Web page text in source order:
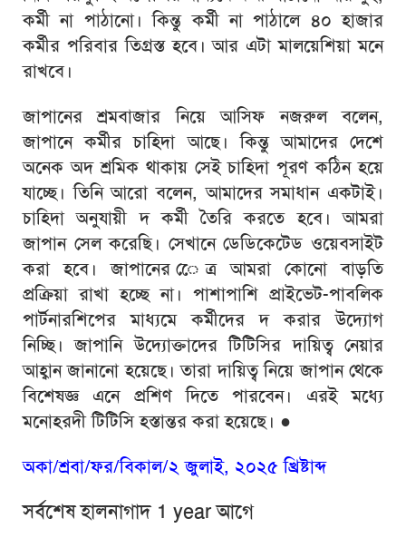
কর্মী না পাঠানো। কিন্তু কর্মী না পাঠালে ৪০ হাজার
কর্মীর পরিবার তিগ্রস্ত হবে। আর এটা মালয়েশিয়া মনে
রাখবে।
জাপানের শ্রমবাজার নিয়ে আসিফ নজরুল বলেন,
জাপানে কর্মীর চাহিদা আছে। কিন্তু আমাদের দেশে
অনেক অদ শ্রমিক থাকায় সেই চাহিদা পূরণ কঠিন হয়ে
যাচ্ছে। তিনি আরো বলেন, আমাদের সমাধান একটাই।
চাহিদা অনুযায়ী দ কর্মী তৈরি করতে হবে। আমরা
জাপান সেল করেছি। সেখানে ডেডিকেটেড ওয়েবসাইট
করা হবে। জাপানের েেত্র আমরা কোনো বাড়তি
প্রক্রিয়া রাখা হচ্ছে না। পাশাপাশি প্রাইভেট-পাবলিক
পার্টনারশিপের মাধ্যমে কর্মীদের দ করার উদ্যোগ
নিচ্ছি। জাপানি উদ্যোক্তাদের টিটিসির দায়িত্ব নেয়ার
আহ্বান জানানো হয়েছে। তারা দায়িত্ব নিয়ে জাপান থেকে
বিশেষজ্ঞ এনে প্রশিণ দিতে পারবেন। এরই মধ্যে
মনোহরদী টিটিসি হস্তান্তর করা হয়েছে। ●
অকা/শ্রবা/ফর/বিকাল/২ জুলাই, ২০২৫ খ্রিষ্টাব্দ
সর্বশেষ হালনাগাদ 1 year আগে